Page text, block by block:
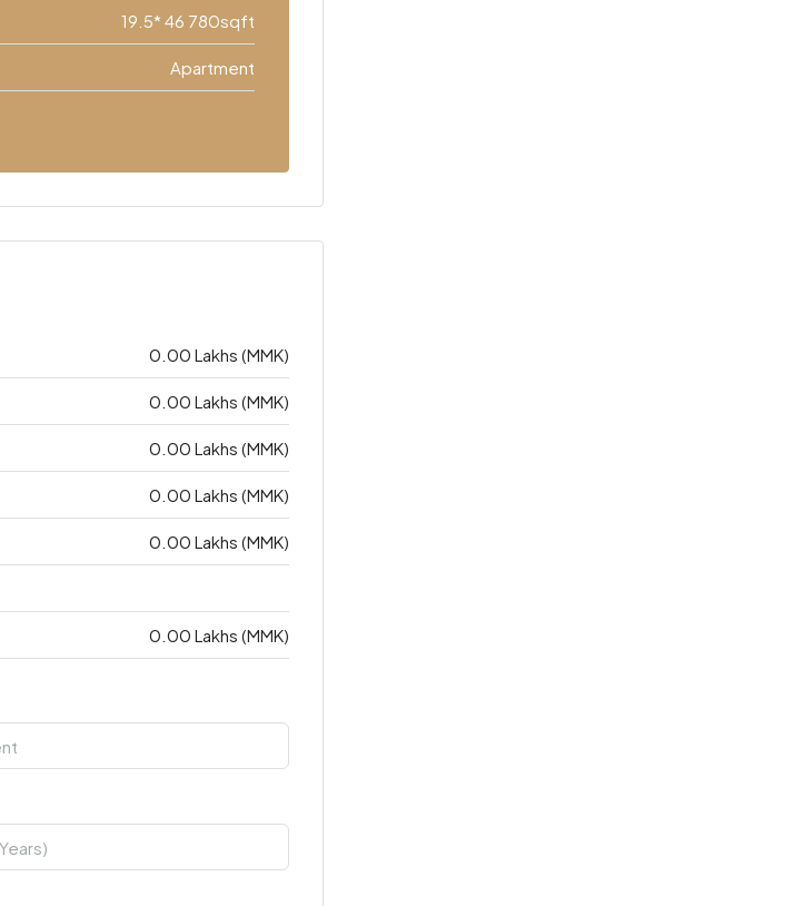
19.5* 46 780sqft
Apartment
0.00 Lakhs (MMK)
0.00 Lakhs (MMK)
0.00 Lakhs (MMK)
0.00 Lakhs (MMK)
0.00 Lakhs (MMK)
0.00 Lakhs (MMK)